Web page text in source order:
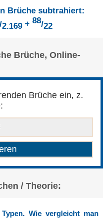
Brüche subtrahiert:
2.169+ 88/22
Brüche, Online-
Brüche ein, z.
/ Theorie:
Wie vergleicht man